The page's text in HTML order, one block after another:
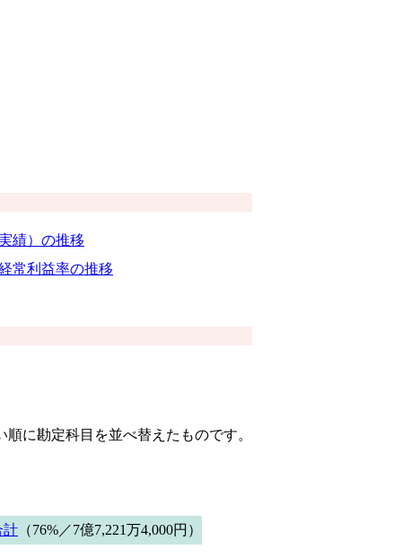
績）の推移
常利益率の推移
に勘定科目を並べ替えたものです。
計 （76%／7億7,221万4,000円）